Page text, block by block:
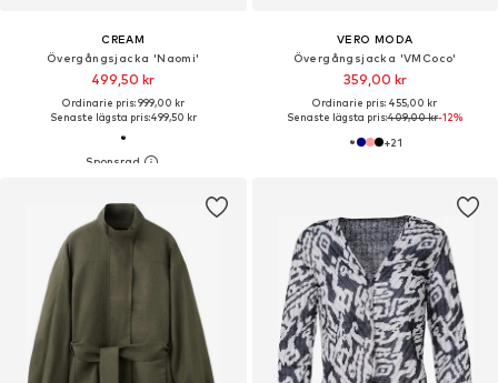
CREAM
Övergångsjacka 'Naomi'
499,50 kr
Ordinarie pris: 999,00 kr
Senaste lägsta pris:499,50 kr
VERO MODA
Övergångsjacka 'VMCoco'
359,00 kr
Ordinarie pris: 455,00 kr
Senaste lägsta pris:409,00 kr-12%
+21